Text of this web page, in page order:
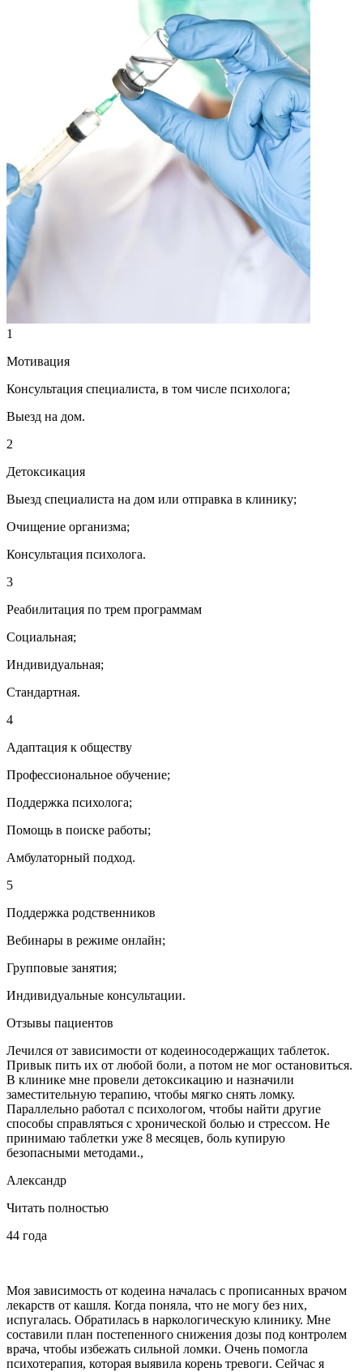
1
Мотивация
Консультация специалиста, в том числе психолога;
Выезд на дом.
2
Детоксикация
Выезд специалиста на дом или отправка в клинику;
Очищение организма;
Консультация психолога.
3
Реабилитация по трем программам
Социальная;
Индивидуальная;
Стандартная.
4
Адаптация к обществу
Профессиональное обучение;
Поддержка психолога;
Помощь в поиске работы;
Амбулаторный подход.
5
Поддержка родственников
Вебинары в режиме онлайн;
Групповые занятия;
Индивидуальные консультации.
Отзывы пациентов
Лечился от зависимости от кодеиносодержащих таблеток.
Привык пить их от любой боли, а потом не мог остановиться.
В клинике мне провели детоксикацию и назначили
заместительную терапию, чтобы мягко снять ломку.
Параллельно работал с психологом, чтобы найти другие
способы справляться с хронической болью и стрессом. Не
принимаю таблетки уже 8 месяцев, боль купирую
безопасными методами.,
Александр
Читать полностью
44 года
Моя зависимость от кодеина началась с прописанных врачом
лекарств от кашля. Когда поняла, что не могу без них,
испугалась. Обратилась в наркологическую клинику. Мне
составили план постепенного снижения дозы под контролем
врача, чтобы избежать сильной ломки. Очень помогла
психотерапия, которая выявила корень тревоги. Сейчас я